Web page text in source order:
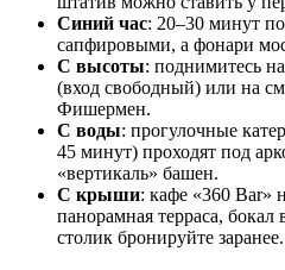
Синий час: 20–30 минут
сапфировыми, а фонари
С высоты: поднимитесь
(вход свободный) или на
Фишермен.
С воды: прогулочные
45 минут) проходят под
«вертикаль» башен.
С крыши: кафе «360 Bar»
панорамная терраса,
столик бронируйте заранее.